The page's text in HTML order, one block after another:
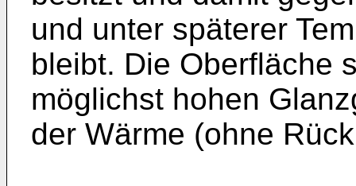
und unter späterer
bleibt. Die Oberfläche
möglichst hohen
der Wärme (ohne